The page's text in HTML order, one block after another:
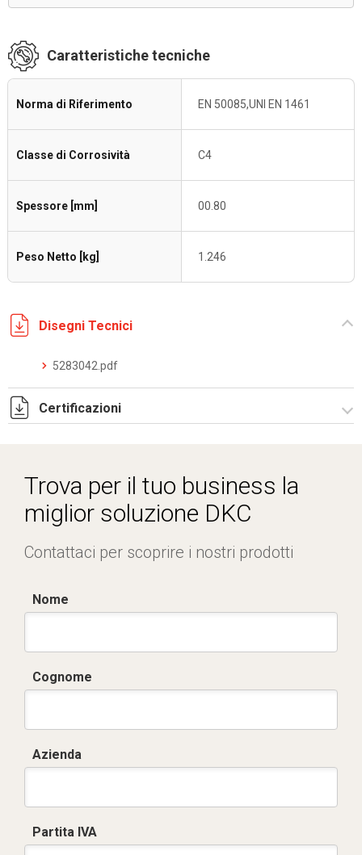
Caratteristiche tecniche
Norma di Riferimento EN 50085,UNI EN 1461
Classe di Corrosività C4
Spessore [mm] 00.80
Peso Netto [kg] 1.246
Disegni Tecnici
5283042.pdf
Certificazioni
Trova per il tuo business la
miglior soluzione DKC
Contattaci per scoprire i nostri prodotti
Nome
Cognome
Azienda
Partita IVA